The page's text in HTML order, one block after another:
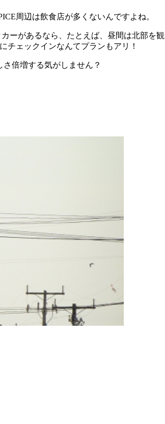
周辺は飲食店が多くないんですよね。
ーがあるなら、たとえば、昼間は北部を
チェックインなんてプランもアリ！
倍増する気がしません？